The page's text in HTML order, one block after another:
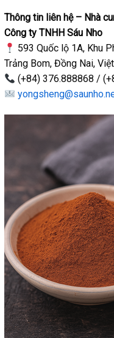
Thông tin liên hệ – Nhà
Công ty TNHH Sáu Nho
593 Quốc lộ 1A, Khu
Trảng Bom, Đồng Nai,
(+84) 376.888868 /